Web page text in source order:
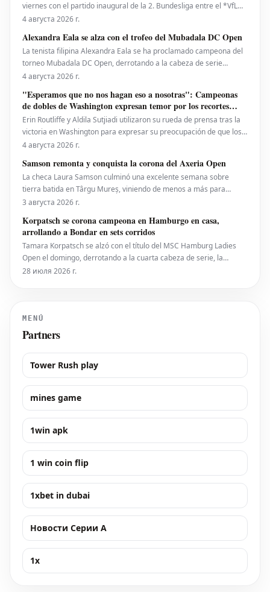
viernes con el partido inaugural de la 2. Bundesliga entre el *VfL
Bochum* y el *Hertha BSC*. El encuentro será dirigido por
y **Martin Speckner**. **Tom Bauer** eje
4 августа 2026 г.
Alexandra Eala se alza con el trofeo del Mubadala DC Open
La tenista filipina Alexandra Eala se ha proclamado campeona del
torneo Mubadala DC Open, derrotando a la cabeza de serie
número uno, la estadounidense Jessica Pegula, con un marcador
puesto 28 del ranking mundial, demostró su
4 августа 2026 г.
"Esperamos que no nos hagan eso a nosotras": Campeonas
de dobles de Washington expresan temor por los recortes
propuestos por la ATP que se extienden a la WTA
Erin Routliffe y Aldila Sutjiadi utilizaron su rueda de prensa tras la
victoria en Washington para expresar su preocupación de que los
recortes propuestos por la ATP en dobles puedan llegar
iniciativa separada de la ATP para colocar
4 августа 2026 г.
Samson remonta y conquista la corona del Axeria Open
La checa Laura Samson culminó una excelente semana sobre
tierra batida en Târgu Mureș, viniendo de menos a más para
derrotar a la máxima favorita, la española Kaitlin Quevedo, por 2-6,
Intaro Sport. El evento WTA 125 en Rumanía viv
3 августа 2026 г.
Korpatsch se corona campeona en Hamburgo en casa,
arrollando a Bondar en sets corridos
Tamara Korpatsch se alzó con el título del MSC Hamburg Ladies
Open el domingo, derrotando a la cuarta cabeza de serie, la
húngara Anna Bondar, por 6-3, 6-3 en la final. Con esta victoria,
28 июля 2026 г.
MENÚ
Partners
Tower Rush play
mines game
1win apk
1 win coin flip
1xbet in dubai
Новости Серии А
1x